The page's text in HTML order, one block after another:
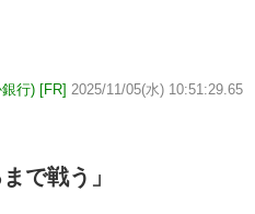
行) [FR] 2025/11/05(水) 10:51:29.65
で戦う」